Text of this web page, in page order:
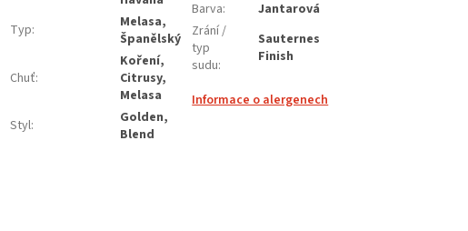
Typ:
Melasa,
Španělský
Chuť:
Koření,
Citrusy,
Melasa
Styl:
Golden,
Blend
Barva:
Jantarová
Zrání /
typ
sudu:
Sauternes
Finish
Informace o alergenech